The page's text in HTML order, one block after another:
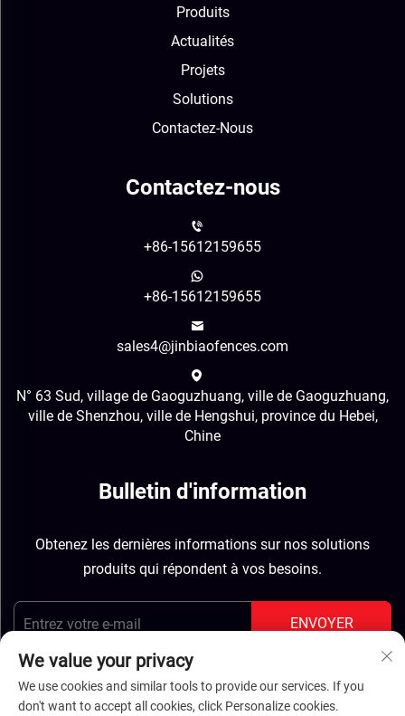
Produits
Actualités
Projets
Solutions
Contactez-Nous
Contactez-nous
+86-15612159655
+86-15612159655
sales4@jinbiaofences.com
N° 63 Sud, village de Gaoguzhuang, ville de Gaoguzhuang,
ville de Shenzhou, ville de Hengshui, province du Hebei,
Chine
Bulletin d'information
Obtenez les dernières informations sur nos solutions
produits qui répondent à vos besoins.
ENVOYER
We value your privacy
We use cookies and similar tools to provide our services. If you
don't want to accept all cookies, click Personalize cookies.